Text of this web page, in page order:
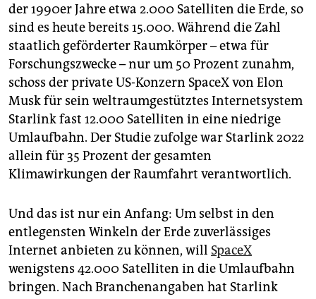
der 1990er Jahre etwa 2.000 Satelliten die Erde, so
sind es heute bereits 15.000. Während die Zahl
staatlich geförderter Raumkörper – etwa für
Forschungszwecke – nur um 50 Prozent zunahm,
schoss der private US-Konzern SpaceX von Elon
Musk für sein weltraumgestütztes Internetsystem
Starlink fast 12.000 Satelliten in eine niedrige
Umlaufbahn. Der Studie zufolge war Starlink 2022
allein für 35 Prozent der gesamten
Klimawirkungen der Raumfahrt verantwortlich.
Und das ist nur ein Anfang: Um selbst in den
entlegensten Winkeln der Erde zuverlässiges
Internet anbieten zu können, will SpaceX
wenigstens 42.000 Satelliten in die Umlaufbahn
bringen. Nach Branchenangaben hat Starlink